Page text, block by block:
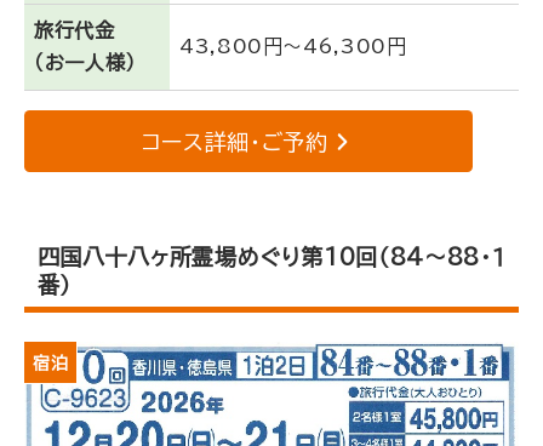
旅行代金
（お一人様）
43,800円～46,300円
コース詳細・ご予約
四国八十八ヶ所霊場めぐり第10回（84～88・１
番）
宿泊